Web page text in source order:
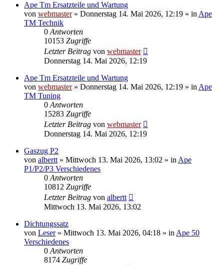
Ape Tm Ersatzteile und Wartung
von webmaster» Donnerstag 14. Mai 2026, 12:19 » in Ape
TM Technik
0 Antworten
10153 Zugriffe
Letzter Beitrag von webmaster
Donnerstag 14. Mai 2026, 12:19
Ape Tm Ersatzteile und Wartung
von webmaster» Donnerstag 14. Mai 2026, 12:19 » in Ape
TM Tuning
0 Antworten
15283 Zugriffe
Letzter Beitrag von webmaster
Donnerstag 14. Mai 2026, 12:19
Gaszug P2
von albertt » Mittwoch 13. Mai 2026, 13:02 » in Ape
P1/P2/P3 Verschiedenes
0 Antworten
10812 Zugriffe
Letzter Beitrag von albertt
Mittwoch 13. Mai 2026, 13:02
Dichtungssatz
von Leser» Mittwoch 13. Mai 2026, 04:18 » in Ape 50
Verschiedenes
0 Antworten
8174 Zugriffe